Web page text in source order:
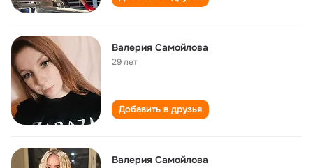
Валерия Самойлова
29 лет
Добавить в друзья
Валерия Самойлова